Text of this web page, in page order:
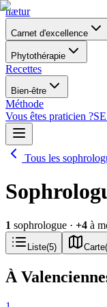
nætur
Carnet d'excellence
Phytothérapie
Recettes
Bien-être
Méthode
Vous êtes praticien ?
Tous les
1 sophrologue · +4 à
Liste(5) Carte(
À